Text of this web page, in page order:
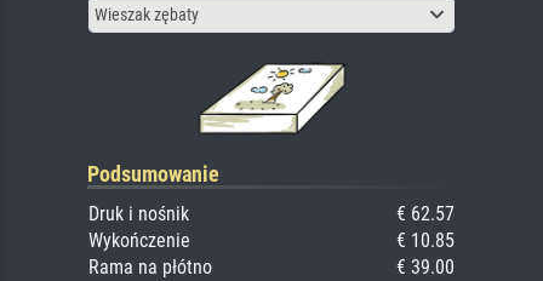
Wieszak zębaty
Podsumowanie
Druk i nośnik
€ 62.57
Wykończenie
€ 10.85
Rama na płótno
€ 39.00